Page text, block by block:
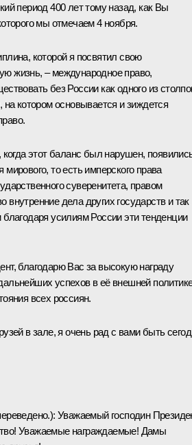
период 400 лет тому назад, как Вы
мы отмечаем 4 ноября.
которой я посвятил свою
жизнь, ‒ международное право,
без России как одного из
на котором основывается и зиждется
когда этот баланс был нарушен,
мирового, то есть имперского права
суверенитета, правом
внутренние дела других государств и так
усилиям России эти тенденции
благодарю Вас за высокую награду
успехов в её внешней
всех россиян.
в зале, я очень рад с вами быть
: Уважаемый господин
Уважаемые награждаемые! Дамы